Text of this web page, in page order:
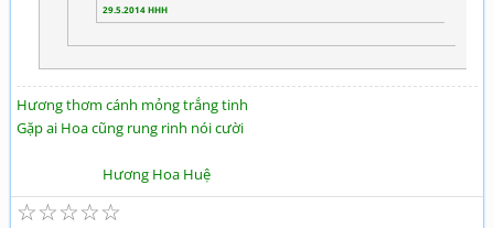
29.5.2014 HHH
Hương thơm cánh mỏng trắng tinh
Gặp ai Hoa cũng rung rinh nói cười
Hương Hoa Huệ
☆
☆
☆
☆
☆